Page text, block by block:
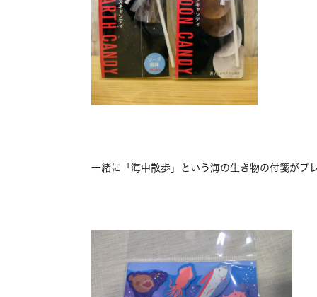
一緒に「海中散歩」という海の生き物の付箋がプ